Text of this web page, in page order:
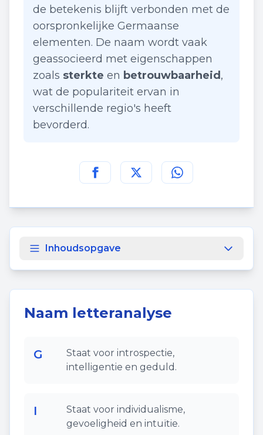
de betekenis blijft verbonden met de
oorspronkelijke Germaanse
elementen. De naam wordt vaak
geassocieerd met eigenschappen
zoals sterkte en betrouwbaarheid ,
wat de populariteit ervan in
verschillende regio's heeft
bevorderd.
Deel deze pagina op
Deel deze pagina op
Deel deze pagina
Inhoudsopgave
Naam letteranalyse
G
Staat voor introspectie,
intelligentie en geduld.
I
Staat voor individualisme,
gevoeligheid en intuïtie.